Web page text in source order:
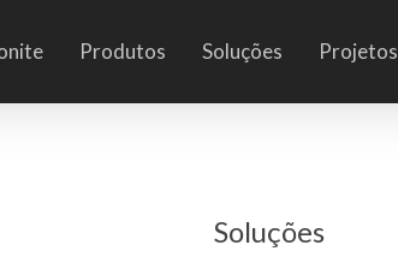
Produtos Soluções Projetos
Soluções